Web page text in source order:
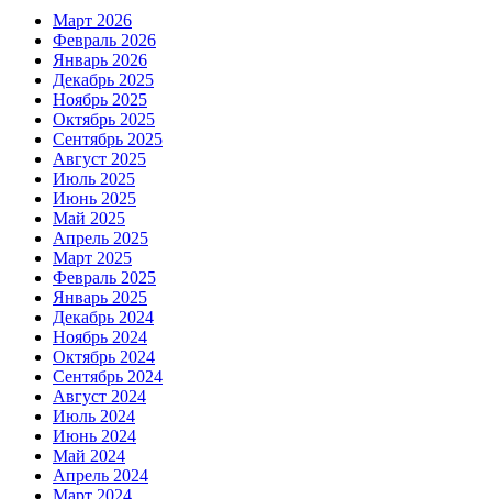
Март 2026
Февраль 2026
Январь 2026
Декабрь 2025
Ноябрь 2025
Октябрь 2025
Сентябрь 2025
Август 2025
Июль 2025
Июнь 2025
Май 2025
Апрель 2025
Март 2025
Февраль 2025
Январь 2025
Декабрь 2024
Ноябрь 2024
Октябрь 2024
Сентябрь 2024
Август 2024
Июль 2024
Июнь 2024
Май 2024
Апрель 2024
Март 2024